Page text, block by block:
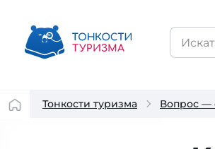
Тонкости туризма Вопрос —